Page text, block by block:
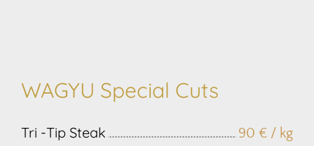
WAGYU Special Cuts
Tri -Tip Steak 90 € / kg